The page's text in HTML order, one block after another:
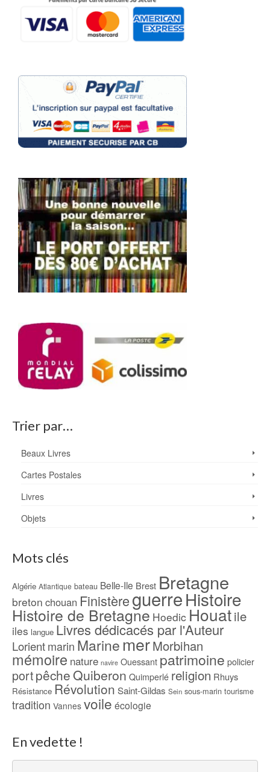
Trier par…
Beaux Livres
Cartes Postales
Livres
Objets
Mots clés
Algérie Atlantique bateau Belle-Ile Brest Bretagne
breton chouan FinistèreguerreHistoire
Histoire de Bretagne Hoedic Houatile
iles langue Livres dédicacés par l'Auteur
Lorientmarin Marine merMorbihan
mémoire nature navire Ouessant patrimoine policier
portpêcheQuiberon Quimperlé religion Rhuys
Résistance Révolution Saint-Gildas Sein sous-marin tourisme
tradition Vannes voile écologie
En vedette !